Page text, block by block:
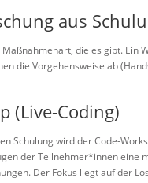
aus
die es gibt.
die Vorgehensweise ab
(Live-Coding)
Schulung wird der Code-
der Teilnehmer*innen
Der Fokus liegt auf der